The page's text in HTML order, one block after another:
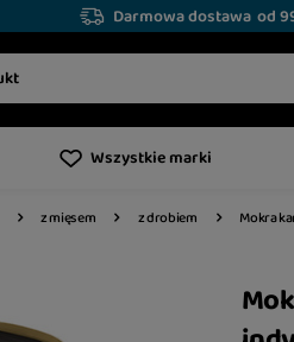
Darmowa dostawa od
Wszystkie marki
z mięsem z drobiem Mokra